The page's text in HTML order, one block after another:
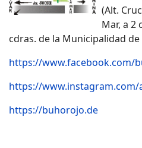
(Alt.
Mar, a 2
cdras. de la Municipalidad
https://www.facebook.com/
https://www.instagram.com/
https://buhorojo.de